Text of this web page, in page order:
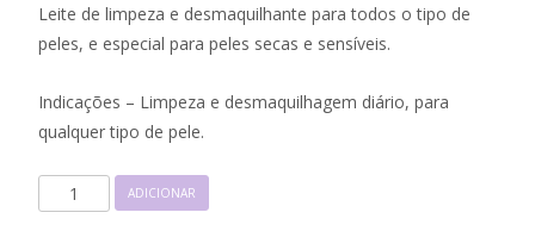
Leite de limpeza e desmaquilhante para todos o tipo de
peles, e especial para peles secas e sensíveis.
Indicações – Limpeza e desmaquilhagem diário, para
qualquer tipo de pele.
Quantidade
de
ADICIONAR